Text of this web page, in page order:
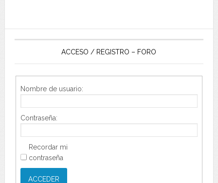
ACCESO / REGISTRO – FORO
Nombre de usuario:
Contraseña:
Recordar mi
contraseña
ACCEDER